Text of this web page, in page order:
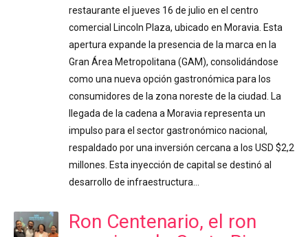
restaurante el jueves 16 de julio en el centro
comercial Lincoln Plaza, ubicado en Moravia. Esta
apertura expande la presencia de la marca en la
Gran Área Metropolitana (GAM), consolidándose
como una nueva opción gastronómica para los
consumidores de la zona noreste de la ciudad. La
llegada de la cadena a Moravia representa un
impulso para el sector gastronómico nacional,
respaldado por una inversión cercana a los USD $2,2
millones. Esta inyección de capital se destinó al
desarrollo de infraestructura…
Ron Centenario, el ron